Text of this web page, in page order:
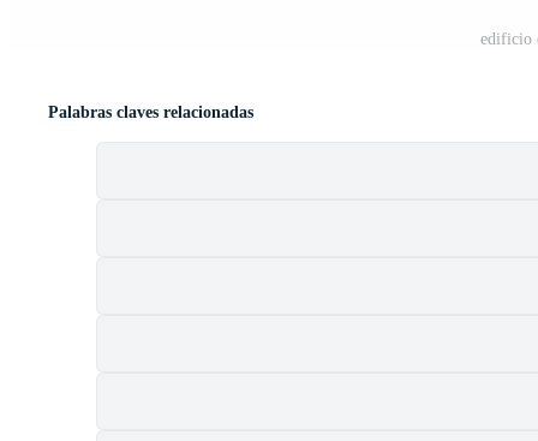
edificio
Palabras claves relacionadas